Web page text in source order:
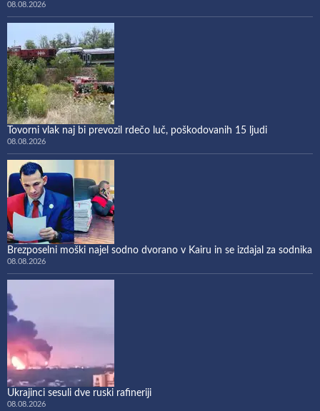
08.08.2026
Tovorni vlak naj bi prevozil rdečo luč, poškodovanih 15 ljudi
08.08.2026
Brezposelni moški najel sodno dvorano v Kairu in se izdajal za sodnika
08.08.2026
Ukrajinci sesuli dve ruski rafineriji
08.08.2026